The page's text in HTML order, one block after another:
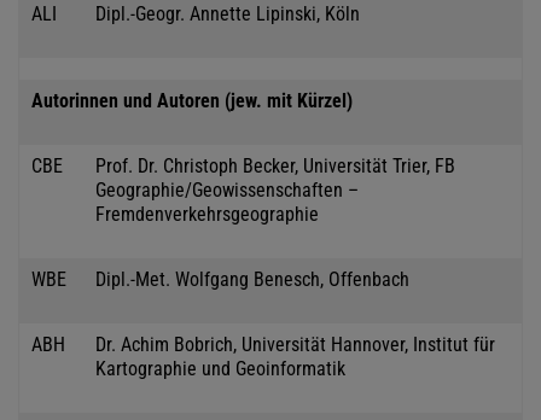
ALI Dipl.-Geogr. Annette Lipinski, Köln
Autorinnen und Autoren (jew. mit Kürzel)
CBE
Prof. Dr. Christoph Becker, Universität Trier, FB
Geographie/Geowissenschaften –
Fremdenverkehrsgeographie
WBE Dipl.-Met. Wolfgang Benesch, Offenbach
ABH
Dr. Achim Bobrich, Universität Hannover, Institut für
Kartographie und Geoinformatik